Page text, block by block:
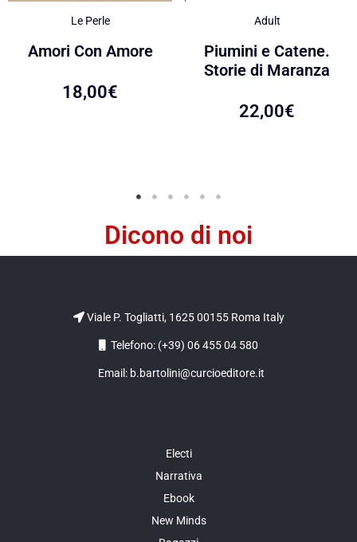
Le Perle
Amori Con Amore
18,00€
Adult
Piumini e Catene.
Storie di Maranza
22,00€
Dicono di noi
Viale P. Togliatti, 1625 00155 Roma Italy
Telefono: (+39) 06 455 04 580
Email: b.bartolini@curcioeditore.it
Electi
Narrativa
Ebook
New Minds